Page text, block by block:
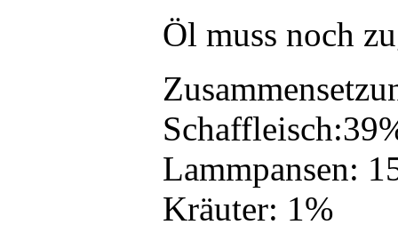
Öl muss noch
Lammpansen:
Kräuter: 1%